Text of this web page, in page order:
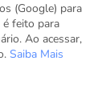
(Google) para
é feito para
Ao acessar,
Saiba Mais